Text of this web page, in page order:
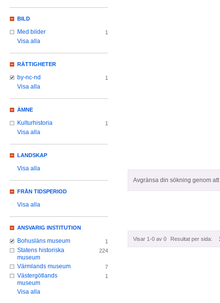
Avgränsa din sökning genom
Visar 1-0 av 0 Resultat per sida:
BILD
Med bilder 1
Visa alla
RÄTTIGHETER
by-nc-nd 1
Visa alla
ÄMNE
Kulturhistoria 1
Visa alla
LANDSKAP
Visa alla
FRÅN TIDSPERIOD
Visa alla
ANSVARIG INSTITUTION
Bohusläns museum 1
Statens historiska
museum
224
Värmlands museum 7
Västergötlands
museum
1
Visa alla